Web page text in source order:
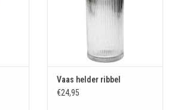
Vaas helder ribbel
€24,95